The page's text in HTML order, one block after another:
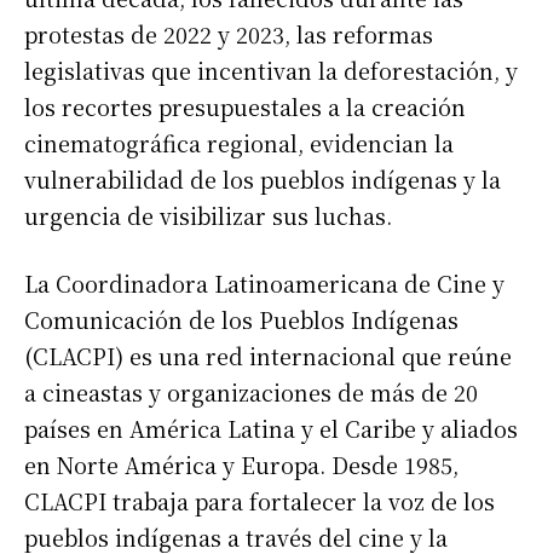
protestas de 2022 y 2023, las reformas
legislativas que incentivan la deforestación, y
los recortes presupuestales a la creación
cinematográfica regional, evidencian la
vulnerabilidad de los pueblos indígenas y la
urgencia de visibilizar sus luchas.
La Coordinadora Latinoamericana de Cine y
Comunicación de los Pueblos Indígenas
(CLACPI) es una red internacional que reúne
a cineastas y organizaciones de más de 20
países en América Latina y el Caribe y aliados
en Norte América y Europa. Desde 1985,
CLACPI trabaja para fortalecer la voz de los
pueblos indígenas a través del cine y la